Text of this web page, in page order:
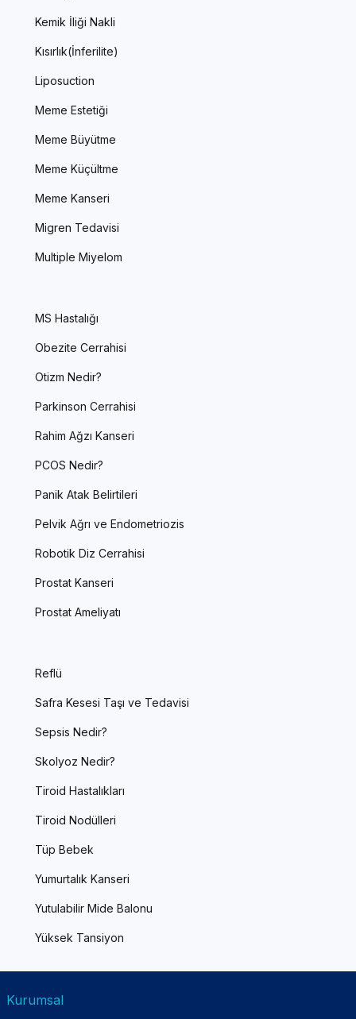
Kemik İliği Nakli
Kısırlık(İnferilite)
Liposuction
Meme Estetiği
Meme Büyütme
Meme Küçültme
Meme Kanseri
Migren Tedavisi
Multiple Miyelom
MS Hastalığı
Obezite Cerrahisi
Otizm Nedir?
Parkinson Cerrahisi
Rahim Ağzı Kanseri
PCOS Nedir?
Panik Atak Belirtileri
Pelvik Ağrı ve Endometriozis
Robotik Diz Cerrahisi
Prostat Kanseri
Prostat Ameliyatı
Reflü
Safra Kesesi Taşı ve Tedavisi
Sepsis Nedir?
Skolyoz Nedir?
Tiroid Hastalıkları
Tiroid Nodülleri
Tüp Bebek
Yumurtalık Kanseri
Yutulabilir Mide Balonu
Yüksek Tansiyon
Kurumsal